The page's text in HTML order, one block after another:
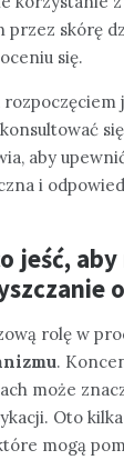
przez skórę
się.
rozpoczęciem
aby
i
jeść,
rolę w
.
może
Oto
mogą